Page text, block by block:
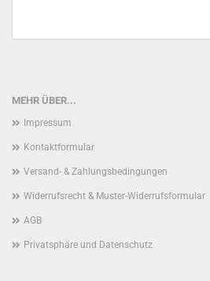
MEHR ÜBER...
Impressum
Kontaktformular
Versand- & Zahlungsbedingungen
Widerrufsrecht & Muster-Widerrufsformular
AGB
Privatsphäre und Datenschutz